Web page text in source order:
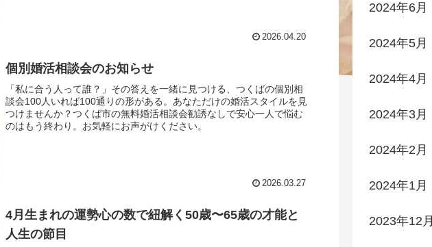
2026.04.20
個別婚活相談会のお知らせ
「私に合う人って誰？」その答えを一緒に見つける、つくばの個別相
談会100人いれば100通りの形がある。あなただけの婚活スタイルを見
つけませんか？つくば市の無料婚活相談会勧誘なしで安心一人で悩む
のはもう終わり。お気軽にお声がけください。
2026.03.27
4月生まれの運勢心の数で紐解く50歳〜65歳の才能と
人生の節目
2024年6月
2024年5月
2024年4月
2024年3月
2024年2月
2024年1月
2023年12月